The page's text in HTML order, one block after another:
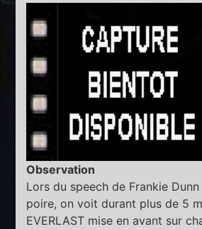
Observation
Lors du speech de Frankie
poire, on voit durant plus de 5
EVERLAST mise en avant sur